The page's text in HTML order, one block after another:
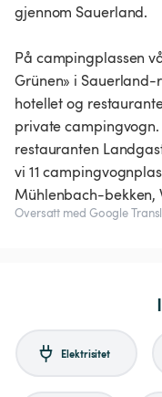
gjennom Sauerland.
På campingplassen
Grünen» i
hotellet og
private
restauranten
vi 11
Oversatt med Google
Elektrisitet